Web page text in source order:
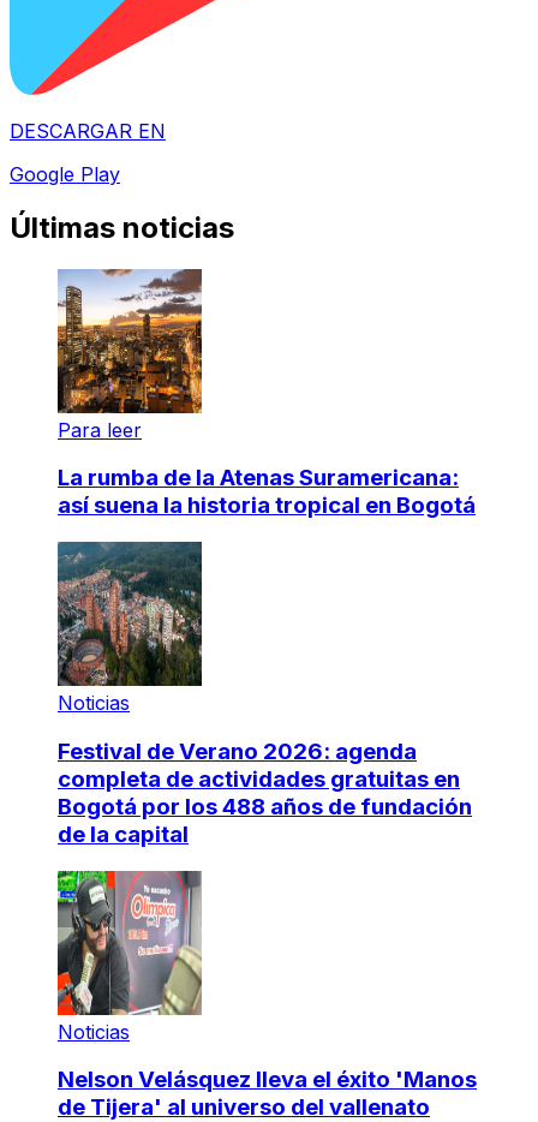
DESCARGAR EN
Google Play
Últimas noticias
Para leer
La rumba de la Atenas Suramericana:
así suena la historia tropical en Bogotá
Noticias
Festival de Verano 2026: agenda
completa de actividades gratuitas en
Bogotá por los 488 años de fundación
de la capital
Noticias
Nelson Velásquez lleva el éxito 'Manos
de Tijera' al universo del vallenato